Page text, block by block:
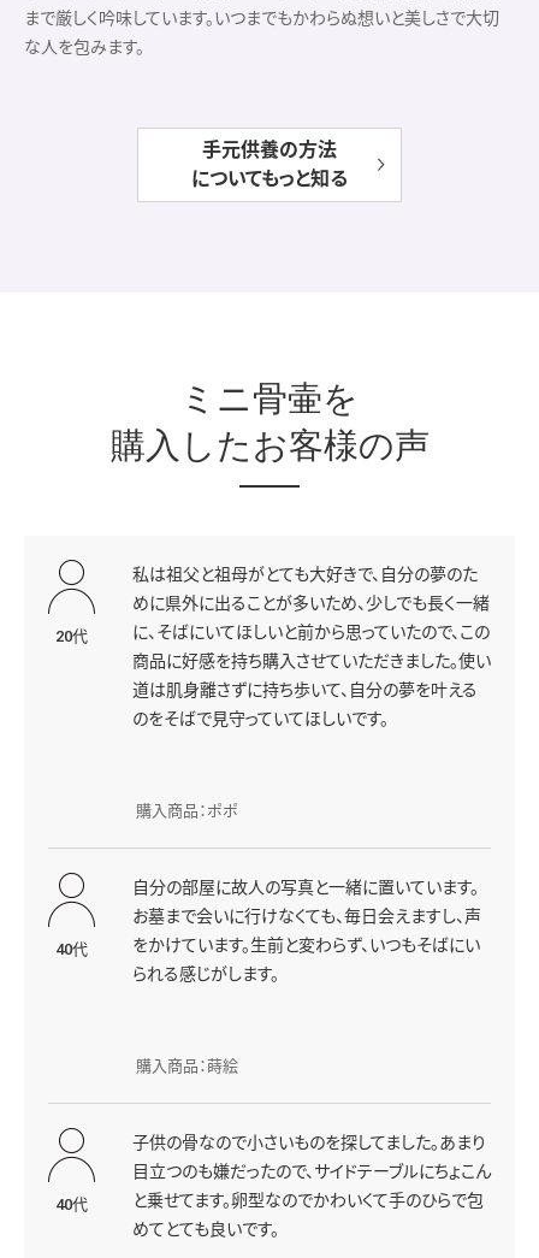
まで厳しく吟味しています。いつまでもかわらぬ想いと美しさで大切
な人を包みます。
手元供養の方法
についてもっと知る
ミニ骨壷を
購入したお客様の声
20代
私は祖父と祖母がとても大好きで、自分の夢のた
めに県外に出ることが多いため、少しでも長く一緒
に、そばにいてほしいと前から思っていたので、この
商品に好感を持ち購入させていただきました。使い
道は肌身離さずに持ち歩いて、自分の夢を叶える
のをそばで見守っていてほしいです。
購入商品：ポポ
40代
自分の部屋に故人の写真と一緒に置いています。
お墓まで会いに行けなくても、毎日会えますし、声
をかけています。生前と変わらず、いつもそばにい
られる感じがします。
購入商品：蒔絵
40代
子供の骨なので小さいものを探してました。あまり
目立つのも嫌だったので、サイドテーブルにちょこん
と乗せてます。卵型なのでかわいくて手のひらで包
めてとても良いです。